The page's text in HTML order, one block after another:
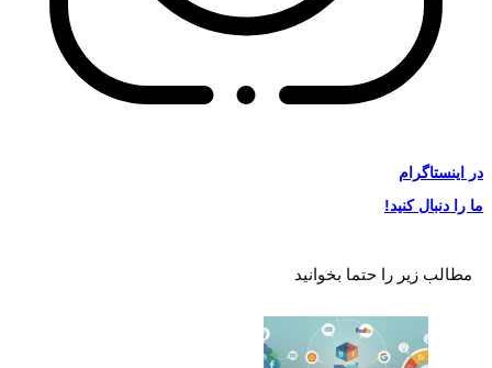
در اینستاگرام
ما را دنبال کنید!
مطالب زیر را حتما بخوانید